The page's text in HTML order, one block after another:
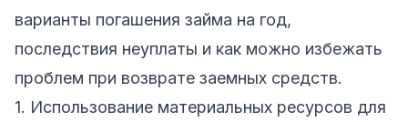
варианты погашения займа на год,
последствия неуплаты и как можно избежать
проблем при возврате заемных средств.
1. Использование материальных ресурсов для